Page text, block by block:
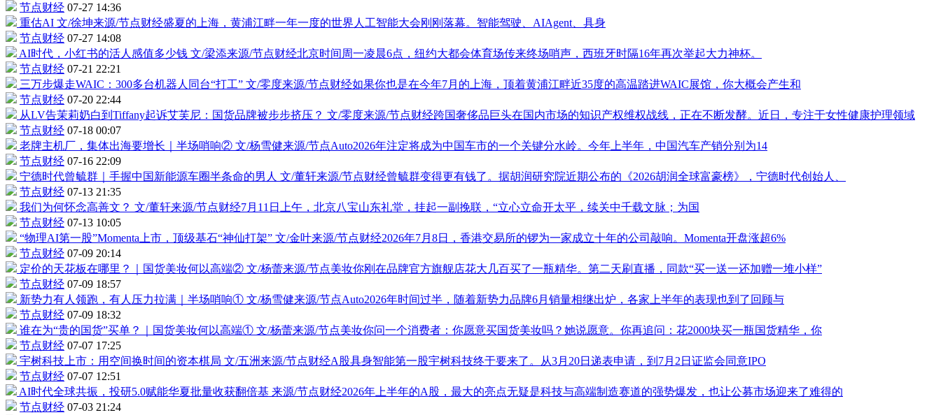
节点财经 07-27 14:36
重估AI 文/徐坤来源/节点财经盛夏的上海，黄浦江畔一年一度的世界人工智能大会刚刚落幕。智能驾驶、AIAgent、具身
节点财经 07-27 14:08
AI时代，小红书的活人感值多少钱 文/梁添来源/节点财经北京时间周一凌晨6点，纽约大都会体育场传来终场哨声，西班牙时隔16年再次举起大力神杯。
节点财经 07-21 22:21
三万步爆走WAIC：300多台机器人 同台“打工” 文/零度来源/节点财经如果你也是在今年7月的上海，顶着黄浦江畔近35度的高温踏进WAIC展馆，你大概会产生和
节点财经 07-20 22:44
从LV告茉莉奶白到Tiffany起诉艾芙尼：国货品牌被步步挤压？ 文/零度来源/节点财经跨国奢侈品巨头在国内市场的知识产权维权战线，正在不断发酵。近日，专注于女性健康护理领域
节点财经 07-18 00:07
老牌主机厂，集体出海要增长｜半场哨响② 文/杨雪健来源/节点Auto2026年注定将成为中国车市的一个关键分水岭。今年上半年，中国汽车产销分别为14
节点财经 07-16 22:09
宁德时代曾毓群｜手握中 国新能源车圈半条命的男人 文/董轩来源/节点财经曾毓群变得更有钱了。据胡润研究院近期公布的《2026胡润全球富豪榜》， 宁德时代创始人、
节点财经 07-13 21:35
我们为何怀念高善文？ 文/董轩来源/节点财经7月11日上午，北京八宝山东礼堂，挂起一副挽联，“立心立命开太平，续关中千载文脉；为国
节点财经 07-13 10:05
“物理AI第一股”Momenta上市，顶级基石“神仙打架” 文/金叶来源/节点财经2026年7月8日，香港交易所的锣为一家成立十年的公司敲响。Momenta开盘涨超6%
节点财经 07-09 20:14
定价的天花板在哪里？｜国货美妆何以高端② 文/杨蕾来源/节点美妆你刚在品牌官方旗舰店花大几百买了一瓶精华。第二天刷直播，同款“买一送一还加赠一堆小样”
节点财经 07-09 18:57
新势力有人领跑，有人压力拉满｜半场哨响① 文/杨雪健来源/节点Auto2026年时间过半，随着新势力品牌6月销量相继出炉，各家上半年的表现也到了回顾与
节点财经 07-09 18:32
谁在为“贵的国货”买单？｜国货美妆何以高端① 文/杨蕾来源/节点美妆你问一个消费者：你愿意买国货美妆吗？她说愿意。你再追问：花2000块买一瓶国货精华，你
节点财经 07-07 17:25
宇树科技上市：用空间换时间的资本棋局 文/五洲来源/节点财经A股具身智能第一股宇树科技终于要来了。从3月20日递表申请，到7月2日证监会同意IPO
节点财经 07-07 12:51
AI时代全球共振，投研5.0赋能华夏批量收获翻倍基 来源/节点财经2026年上半年的A股，最大的亮点无疑是科技与高端制造赛道的强势爆发，也让公募市场迎来了难得的
节点财经 07-03 21:24